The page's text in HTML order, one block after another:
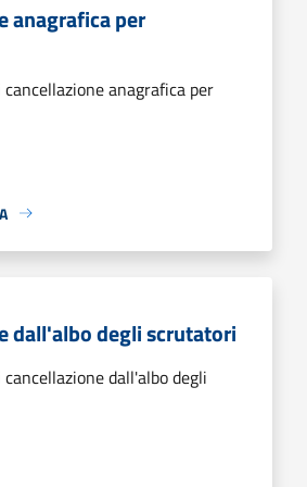
anagrafica per
anagrafica per
dall'albo degli scrutatori
dall'albo degli